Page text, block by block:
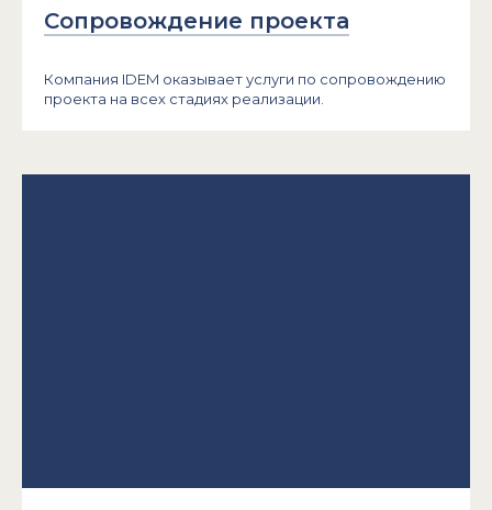
Сопровождение проекта
Компания IDEM оказывает услуги по сопровождению
проекта на всех стадиях реализации.